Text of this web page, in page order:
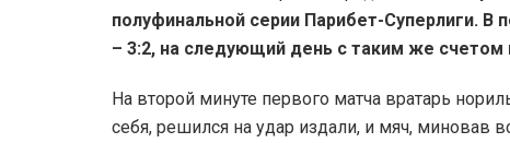
полуфинальной серии Парибет-Суперлиги. В
– 3:2, на следующий день с таким же счетом
На второй минуте первого матча вратарь
себя, решился на удар издали, и мяч, миновав